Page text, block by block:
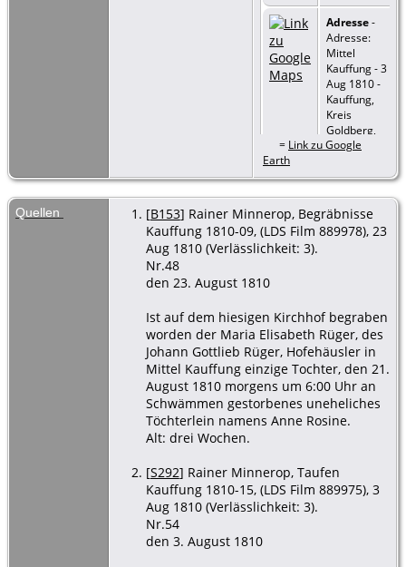
Adresse-
Adresse:
Mittel
Kauffung - 3
Aug 1810 -
Kauffung,
Kreis
Goldberg,
Schlesien
Tod- 21
Kauffung,
Kreis
Goldberg,
1810 -
Kauffung,
Kreis
Goldberg,
Schlesien
= Link zu Google
Earth
Quellen [B153] Rainer Minnerop, Begräbnisse
Kauffung 1810-09, (LDS Film 889978), 23
Aug 1810 (Verlässlichkeit: 3).
Nr.48
den 23. August 1810
Ist auf dem hiesigen Kirchhof begraben
worden der Maria Elisabeth Rüger, des
Johann Gottlieb Rüger, Hofehäusler in
Mittel Kauffung einzige Tochter, den 21.
August 1810 morgens um 6:00 Uhr an
Schwämmen gestorbenes uneheliches
Töchterlein namens Anne Rosine.
Alt: drei Wochen.
[S292] Rainer Minnerop, Taufen
Kauffung 1810-15, (LDS Film 889975), 3
Aug 1810 (Verlässlichkeit: 3).
Nr.54
den 3. August 1810